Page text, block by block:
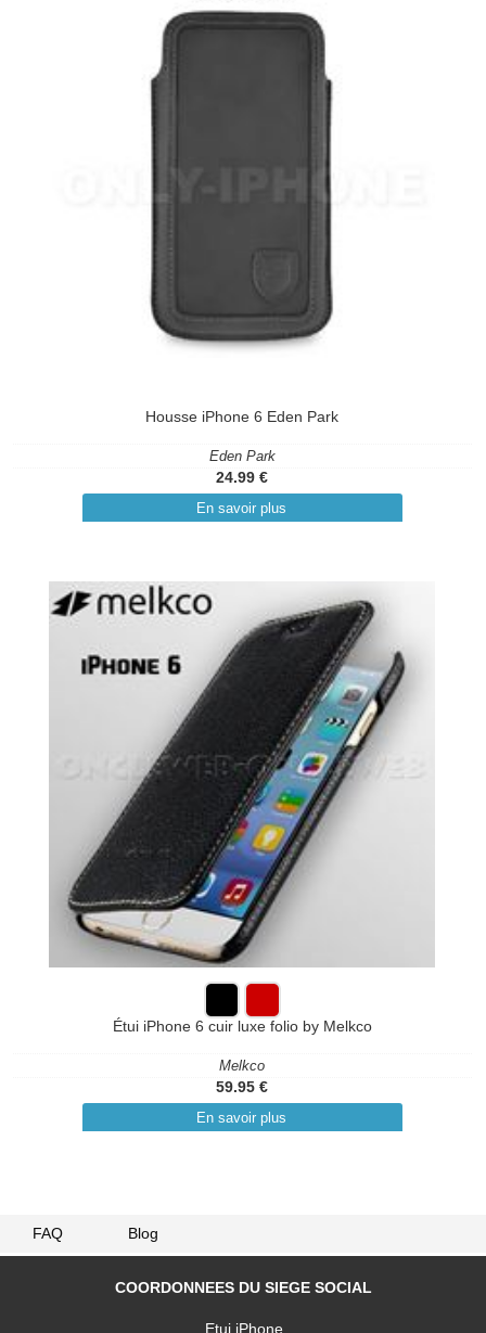
Housse iPhone 6 Eden Park
Eden Park
24.99 €
En savoir plus
Étui iPhone 6 cuir luxe folio by Melkco
Melkco
59.95 €
En savoir plus
FAQ Blog
COORDONNEES DU SIEGE SOCIAL
Etui iPhone